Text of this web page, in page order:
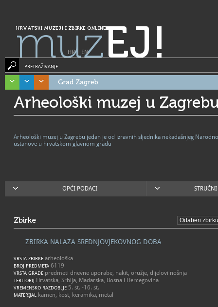
HRVATSKI MUZEJI I ZBIRKE ONLINE
muzEJ!
HR| EN
PRETRAŽIVANJE
Grad Zagreb
Arheološki muzej u
Arheološki muzej u Zagrebu jedan je od izravnih sljednika nekadašnjeg
ustanove u hrvatskom glavnom gradu
OPĆI PODACI
Zbirke
ZBIRKA NALAZA SREDNJOVJEKOVNOG DOBA
VRSTA ZBIRKE arheološka
BROJ PREDMETA 6119
VRSTA GRAĐE predmeti dnevne uporabe, nakit, oružje, dijelovi nošnja
TERITORIJ Hrvatska, Srbija, Madarska, Bosna i Hercegovina
VREMENSKO RAZDOBLJE 5. st. -16. st.
MATERIJAL kamen, kost, keramika, metal